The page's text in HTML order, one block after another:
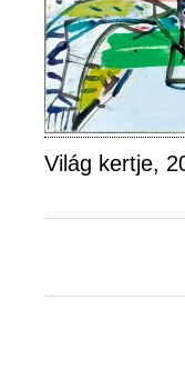
Világ kertje,